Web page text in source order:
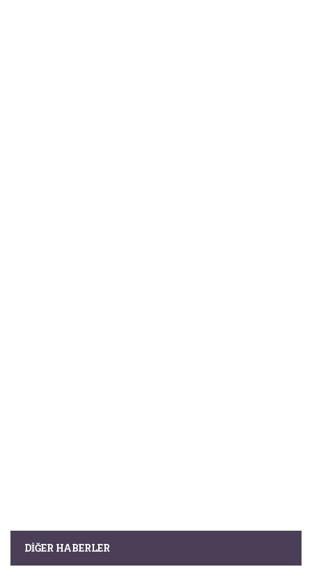
DIĞER HABERLER